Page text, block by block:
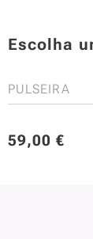
Escolha
PULSEIRA
59,00 €